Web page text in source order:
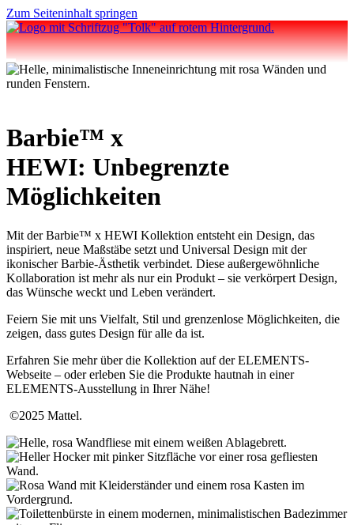
Zum Seiteninhalt springen
Barbie™ x
HEWI: Unbegrenzte
Möglichkeiten
Mit der Barbie™ x HEWI Kollektion entsteht ein Design, das
inspiriert, neue Maßstäbe setzt und Universal Design mit der
ikonischer Barbie-Ästhetik verbindet. Diese außergewöhnliche
Kollaboration ist mehr als nur ein Produkt – sie verkörpert Design,
das Wünsche weckt und Leben verändert.
Feiern Sie mit uns Vielfalt, Stil und grenzenlose Möglichkeiten, die
zeigen, dass gutes Design für alle da ist.
Erfahren Sie mehr über die Kollektion auf der ELEMENTS-
Webseite – oder erleben Sie die Produkte hautnah in einer
ELEMENTS-Ausstellung in Ihrer Nähe!
©2025 Mattel.